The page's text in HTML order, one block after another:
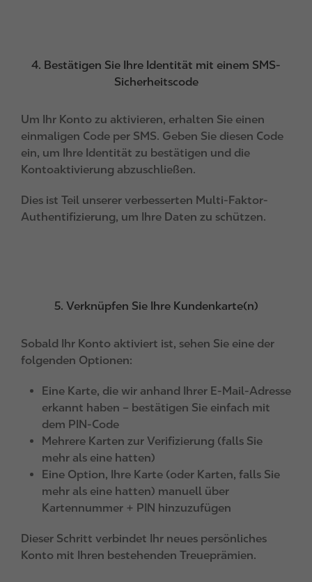
4. Bestätigen Sie Ihre Identität mit einem SMS-
Sicherheitscode
Um Ihr Konto zu aktivieren, erhalten Sie einen
einmaligen Code per SMS. Geben Sie diesen Code
ein, um Ihre Identität zu bestätigen und die
Kontoaktivierung abzuschließen.
Dies ist Teil unserer verbesserten Multi-Faktor-
Authentifizierung, um Ihre Daten zu schützen.
5. Verknüpfen Sie Ihre Kundenkarte(n)
Sobald Ihr Konto aktiviert ist, sehen Sie eine der
folgenden Optionen:
Eine Karte, die wir anhand Ihrer E-Mail-Adresse
erkannt haben – bestätigen Sie einfach mit
dem PIN-Code
Mehrere Karten zur Verifizierung (falls Sie
mehr als eine hatten)
Eine Option, Ihre Karte (oder Karten, falls Sie
mehr als eine hatten) manuell über
Kartennummer + PIN hinzuzufügen
Dieser Schritt verbindet Ihr neues persönliches
Konto mit Ihren bestehenden Treueprämien.